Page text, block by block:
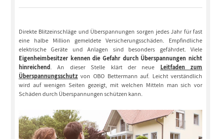
Direkte Blitzeinschläge und Überspannungen sorgen jedes Jahr für fast
eine halbe Million gemeldete Versicherungsschäden. Empfindliche
elektrische Geräte und Anlagen sind besonders gefährdet. Viele
Eigenheimbesitzer kennen die Gefahr durch Überspannungen nicht
hinreichend. An dieser Stelle klärt der neue Leitfaden zum
Überspannungsschutzvon OBO Bettermann auf. Leicht verständlich
wird auf wenigen Seiten gezeigt, mit welchen Mitteln man sich vor
Schäden durch Überspannungen schützen kann.